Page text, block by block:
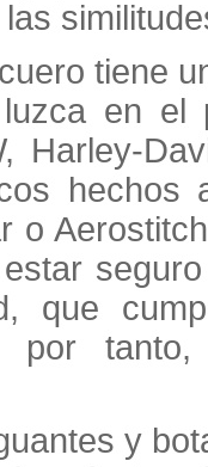
tiene
en el
Harley-
hechos
o
que
por tanto,
y